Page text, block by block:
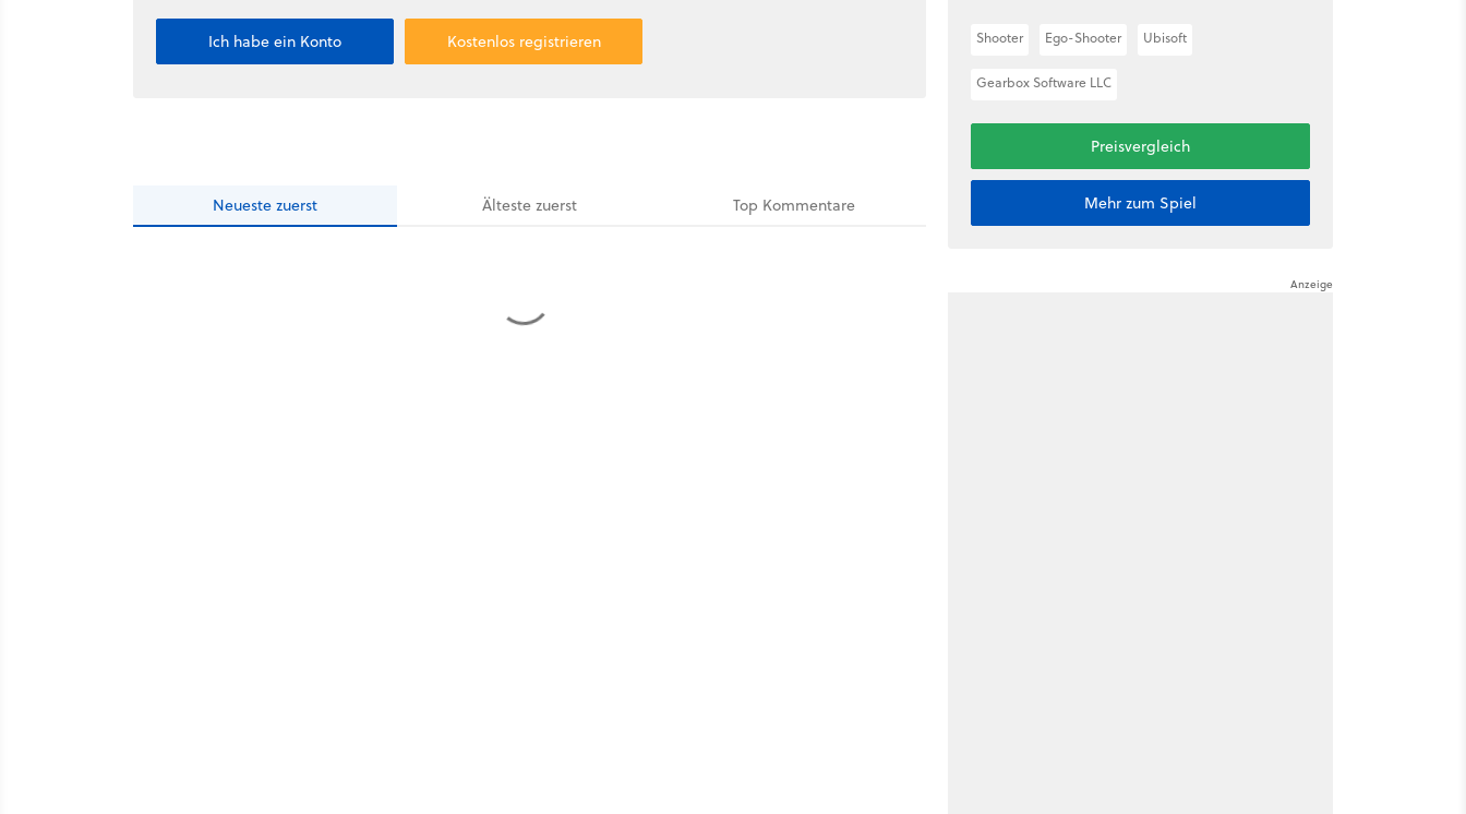
Ich habe ein Konto Kostenlos registrieren
Neueste zuerst Ältestezuerst Top Kommentare
Shooter Ego-Shooter Ubisoft
Gearbox Software LLC
Preisvergleich
Mehr zum Spiel